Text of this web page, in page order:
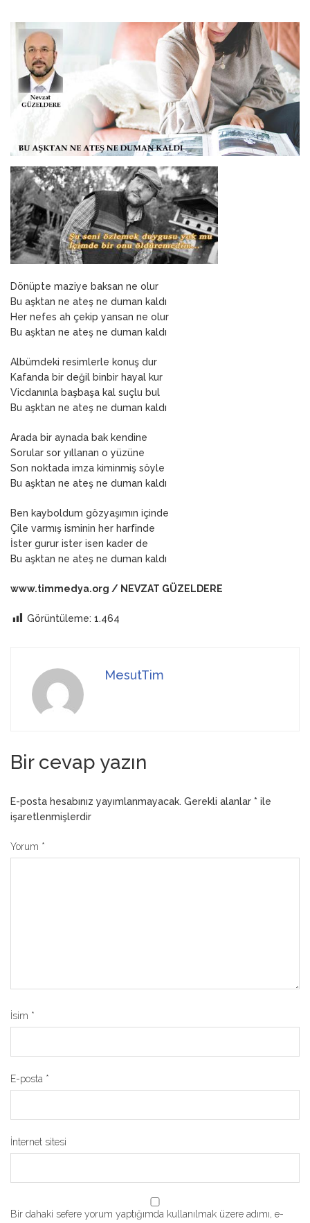
Dönüpte maziye baksan ne olur
Bu aşktan ne ateş ne duman kaldı
Her nefes ah çekip yansan ne olur
Bu aşktan ne ateş ne duman kaldı
Albümdeki resimlerle konuş dur
Kafanda bir değil binbir hayal kur
Vicdanınla başbaşa kal suçlu bul
Bu aşktan ne ateş ne duman kaldı
Arada bir aynada bak kendine
Sorular sor yıllanan o yüzüne
Son noktada imza kiminmiş söyle
Bu aşktan ne ateş ne duman kaldı
Ben kayboldum gözyaşımın içinde
Çile varmış isminin her harfinde
İster gurur ister isen kader de
Bu aşktan ne ateş ne duman kaldı
www.timmedya.org / NEVZAT GÜZELDERE
Görüntüleme: 1.464
MesutTim
Bir cevap yazın
E-posta hesabınız yayımlanmayacak. Gerekli alanlar * ile
işaretlenmişlerdir
Yorum *
İsim *
E-posta *
İnternet sitesi
Bir dahaki sefere yorum yaptığımda kullanılmak üzere adımı, e-